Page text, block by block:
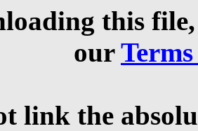
this
our
link the